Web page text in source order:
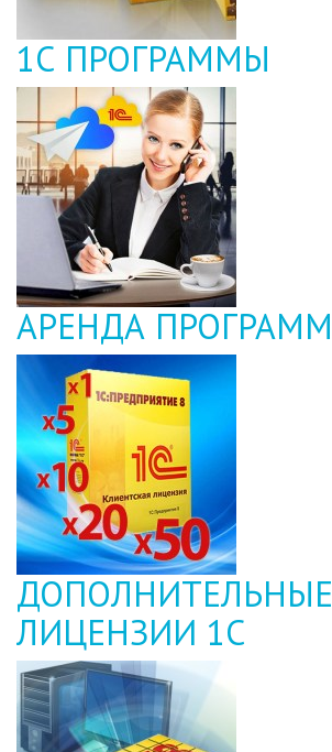
1С ПРОГРАММЫ
АРЕНДА ПРОГРАММ
ДОПОЛНИТЕЛЬНЫЕ
ЛИЦЕНЗИИ 1С